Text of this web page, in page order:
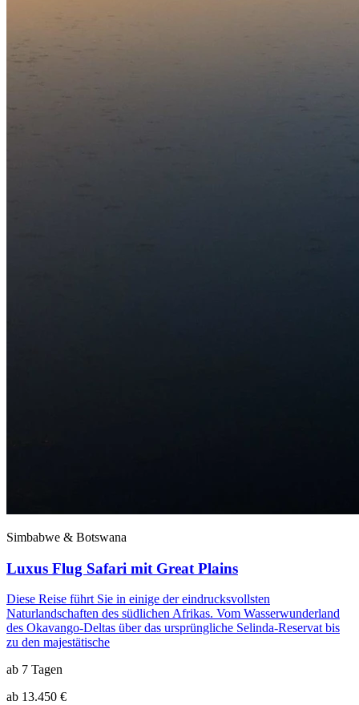
Simbabwe & Botswana
Luxus Flug Safari mit Great Plains
Diese Reise führt Sie in einige der eindrucksvollsten
Naturlandschaften des südlichen Afrikas. Vom Wasserwunderland
des Okavango-Deltas über das ursprüngliche Selinda-Reservat bis
zu den majestätische
ab 7 Tagen
ab 13.450 €